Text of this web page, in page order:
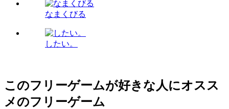
なまくびる
したい。
このフリーゲームが好きな人にオスス
メのフリーゲーム